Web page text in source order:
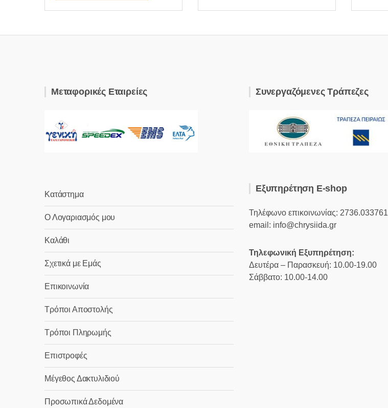
Μεταφορικές Εταιρείες
Κατάστημα
Ο Λογαριασμός μου
Καλάθι
Σχετικά με Εμάς
Επικοινωνία
Τρόποι Αποστολής
Τρόποι Πληρωμής
Επιστροφές
Μέγεθος Δακτυλιδιού
Προσωπικά Δεδομένα
Συνεργαζόμενες Τράπεζες
Εξυπηρέτηση E-shop
Τηλέφωνο επικοινωνίας: 2736.033761
email: info@chrysiida.gr
Τηλεφωνική Εξυπηρέτηση:
Δευτέρα – Παρασκευή: 10.00-19.00
Σάββατο: 10.00-14.00